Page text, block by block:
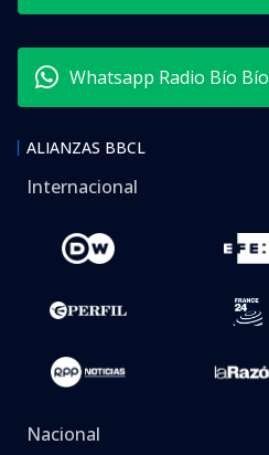
Whatsapp Radio Bío Bío
ALIANZAS BBCL
Internacional
Nacional